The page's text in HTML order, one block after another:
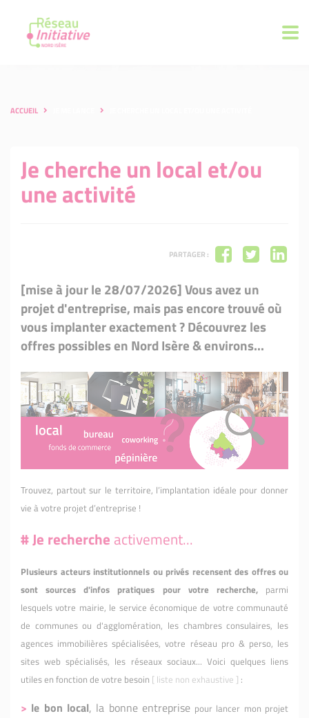
ACCUEIL
Je cherche un local et/ou
une activité
PARTAGER :
[mise à jour le 28/07/2026] Vous avez un
projet d'entreprise, mais pas encore trouvé où
vous implanter exactement ? Découvrez les
offres possibles en Nord Isère & environs...
Trouvez, partout sur le territoire, l’implantation idéale pour donner
vie à votre projet d’entreprise !
#Je recherche activement...
Plusieurs acteurs institutionnels ou privés recensent des offres ou
sont sources d'infos pratiques pour votre recherche, parmi
lesquels votre mairie, le service économique de votre communauté
de communes ou d'agglomération, les chambres consulaires, les
agences immobilières spécialisées, votre réseau pro & perso, les
sites web spécialisés, les réseaux sociaux... Voici quelques liens
utiles en fonction de votre besoin [ liste non exhaustive ] :
> le bon local, la bonne entreprise pour lancer mon projet